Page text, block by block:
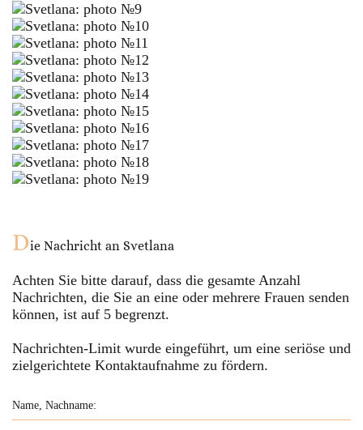
Die Nachricht an Svetlana
Achten Sie bitte darauf, dass die gesamte Anzahl
Nachrichten, die Sie an eine oder mehrere Frauen senden
können, ist auf 5 begrenzt.
Nachrichten-Limit wurde eingeführt, um eine seriöse und
zielgerichtete Kontaktaufnahme zu fördern.